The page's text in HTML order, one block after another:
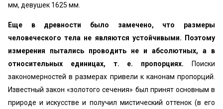
мм, девушек 1625 мм.
Еще в древности было замечено, что размеры
человеческого тела не являются устойчивыми. Поэтому
измерения пытались проводить не и абсолютных, а в
относительных единицах, т. е. пропорциях.
Поиски
закономерностей в размерах привели к канонам пропорций.
Известный закон «золотого сечения» был принят основным в
природе и искусстве и получил мистический оттенок (в его